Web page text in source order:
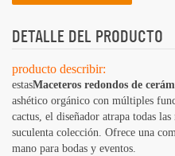
DETALLE DEL PRODUCTO
producto describir:
estasMaceteros redondos de
ashético orgánico con múltiples
cactus, el diseñador atrapa todas
suculenta colección. Ofrece una
mano para bodas y eventos.